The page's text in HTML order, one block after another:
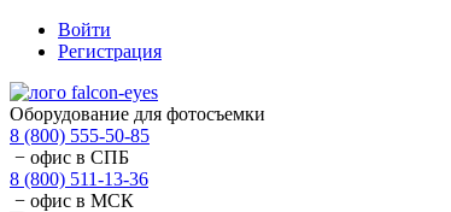
Войти
Регистрация
Оборудование для фотосъемки
8 (800) 555-50-85
− офис в СПБ
8 (800) 511-13-36
− офис в МСК